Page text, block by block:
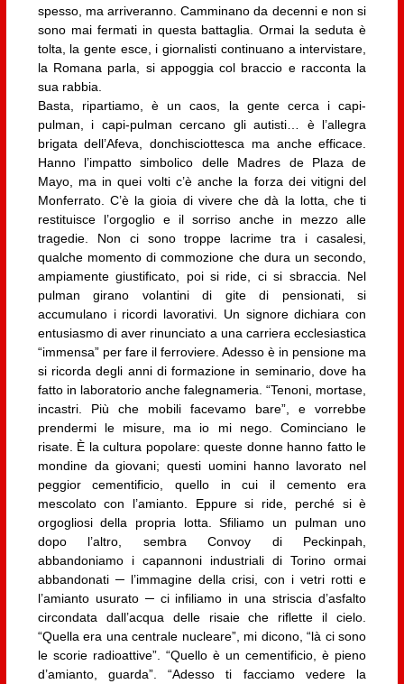
spesso, ma arriveranno. Camminano da decenni e non si
sono mai fermati in questa battaglia. Ormai la seduta è
tolta, la gente esce, i giornalisti continuano a intervistare,
la Romana parla, si appoggia col braccio e racconta la
sua rabbia.
Basta, ripartiamo, è un caos, la gente cerca i capi-
pulman, i capi-pulman cercano gli autisti… è l’allegra
brigata dell’Afeva, donchisciottesca ma anche efficace.
Hanno l’impatto simbolico delle Madres de Plaza de
Mayo, ma in quei volti c’è anche la forza dei vitigni del
Monferrato. C’è la gioia di vivere che dà la lotta, che ti
restituisce l’orgoglio e il sorriso anche in mezzo alle
tragedie. Non ci sono troppe lacrime tra i casalesi,
qualche momento di commozione che dura un secondo,
ampiamente giustificato, poi si ride, ci si sbraccia. Nel
pulman girano volantini di gite di pensionati, si
accumulano i ricordi lavorativi. Un signore dichiara con
entusiasmo di aver rinunciato a una carriera ecclesiastica
“immensa” per fare il ferroviere. Adesso è in pensione ma
si ricorda degli anni di formazione in seminario, dove ha
fatto in laboratorio anche falegnameria. “Tenoni, mortase,
incastri. Più che mobili facevamo bare”, e vorrebbe
prendermi le misure, ma io mi nego. Cominciano le
risate. È la cultura popolare: queste donne hanno fatto le
mondine da giovani; questi uomini hanno lavorato nel
peggior cementificio, quello in cui il cemento era
mescolato con l’amianto. Eppure si ride, perché si è
orgogliosi della propria lotta. Sfiliamo un pulman uno
dopo l’altro, sembra Convoy di Peckinpah,
abbandoniamo i capannoni industriali di Torino ormai
abbandonati ─ l’immagine della crisi, con i vetri rotti e
l’amianto usurato ─ ci infiliamo in una striscia d’asfalto
circondata dall’acqua delle risaie che riflette il cielo.
“Quella era una centrale nucleare”, mi dicono, “là ci sono
le scorie radioattive”. “Quello è un cementificio, è pieno
d’amianto, guarda”. “Adesso ti facciamo vedere la